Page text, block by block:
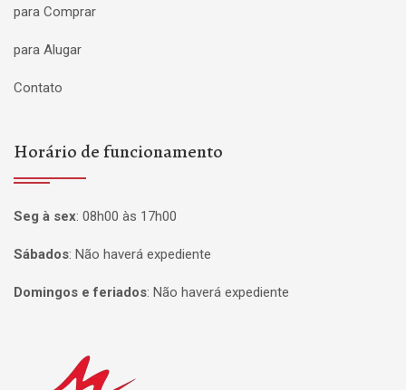
para Comprar
para Alugar
Contato
Horário de funcionamento
Seg à sex: 08h00 às 17h00
Sábados: Não haverá expediente
Domingos e feriados: Não haverá expediente